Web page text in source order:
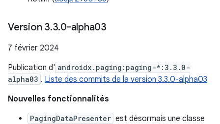
Version 3.3.0-alpha03
7 février 2024
Publication d' androidx.paging:paging-*:3.3.0-
alpha03 . Liste des commits de la version 3.3.0-alpha03
Nouvelles fonctionnalités
PagingDataPresenter est désormais une classe